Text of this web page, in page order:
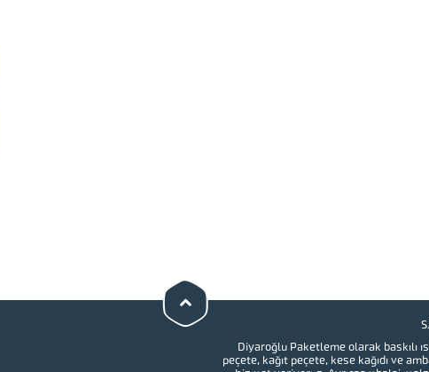
Diyaroğlu Paketleme olarak baskılı
peçete, kağıt peçete, kese kağıdı ve